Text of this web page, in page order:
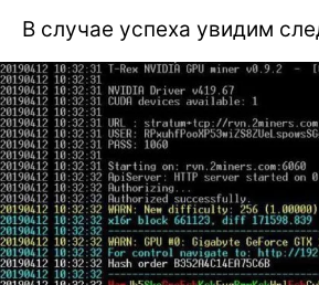
В случае успеха увидим